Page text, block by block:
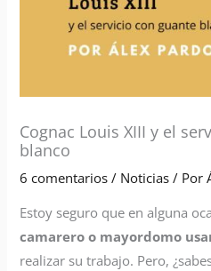
Cognac Louis XIII y el
blanco
6 comentarios / Noticias / Por
Estoy seguro que en alguna
camarero o mayordomo
realizar su trabajo. Pero,